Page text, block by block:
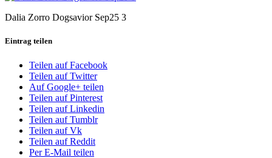
Dalia Zorro Dogsavior Sep25 3
Eintrag teilen
Teilen auf Facebook
Teilen auf Twitter
Auf Google+ teilen
Teilen auf Pinterest
Teilen auf Linkedin
Teilen auf Tumblr
Teilen auf Vk
Teilen auf Reddit
Per E-Mail teilen